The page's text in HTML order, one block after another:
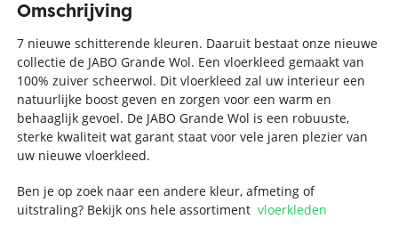
Omschrijving
7 nieuwe schitterende kleuren. Daaruit bestaat onze nieuwe
collectie de JABO Grande Wol. Een vloerkleed gemaakt van
100% zuiver scheerwol. Dit vloerkleed zal uw interieur een
natuurlijke boost geven en zorgen voor een warm en
behaaglijk gevoel. De JABO Grande Wol is een robuuste,
sterke kwaliteit wat garant staat voor vele jaren plezier van
uw nieuwe vloerkleed.
Ben je op zoek naar een andere kleur, afmeting of
uitstraling? Bekijk ons hele assortimentvloerkleden